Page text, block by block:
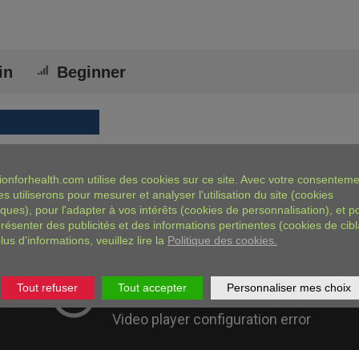
Beginner
utilise des cookies sur ce site. Avec votre
utiliserons pour mesurer et analyser l'utilisation du site (cookies
pour l'adapter à vos intérêts (cookies de personnalisation), et
des publicités et des informations pertinentes (cookies de
d'informations, veuillez lire la Politique des cookies.
Tout refuser Tout accepter Personnaliser mes choix